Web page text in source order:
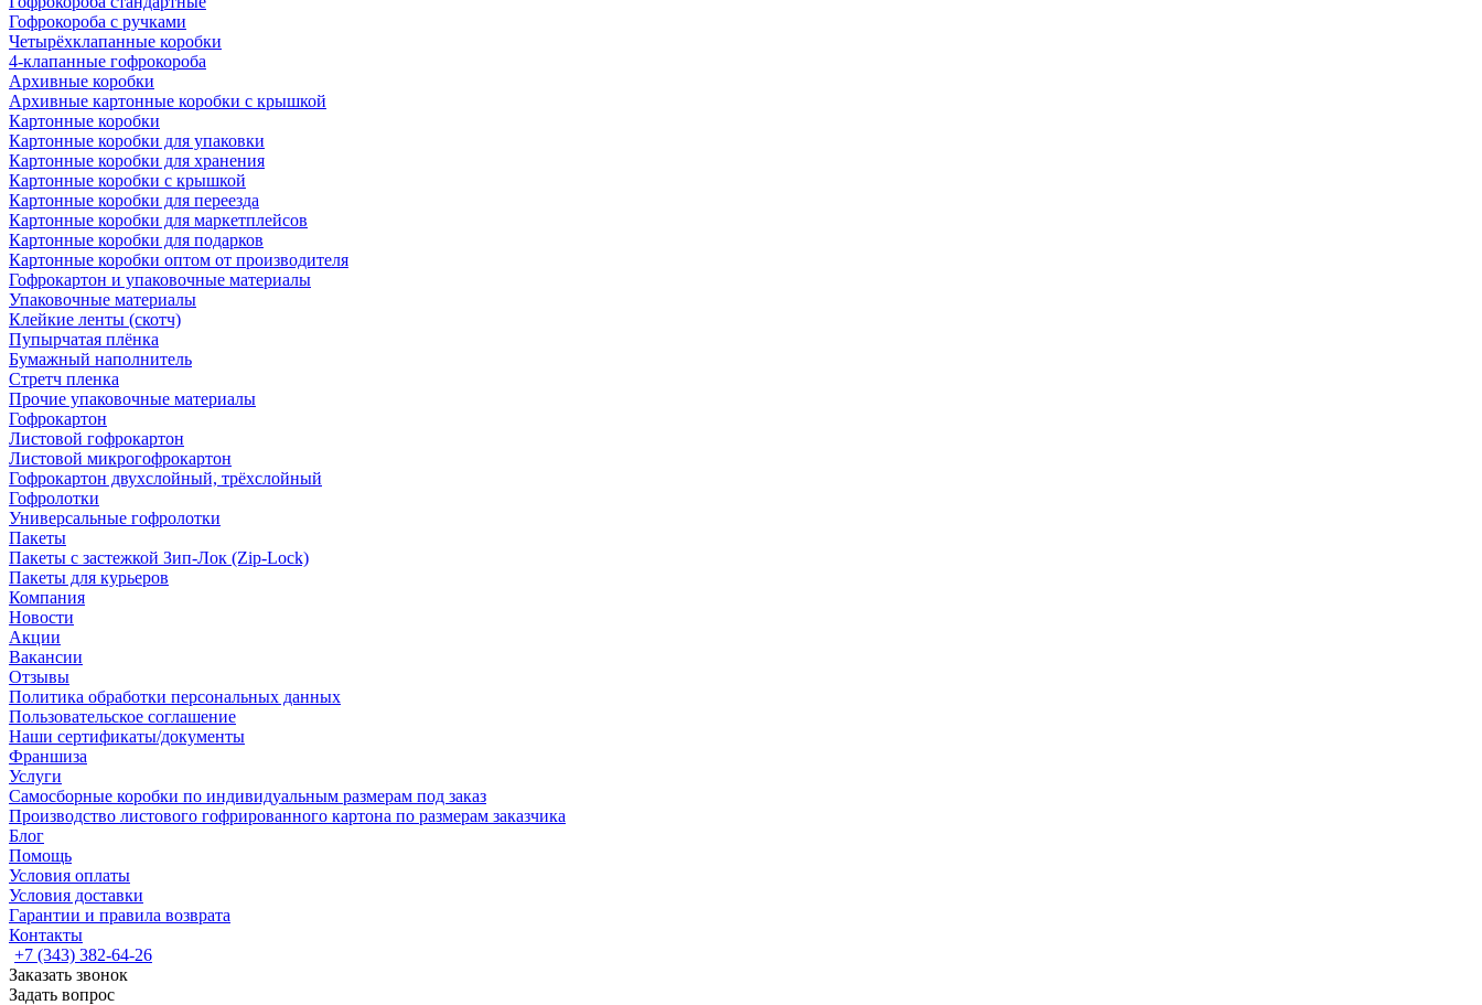
Гофрокороба с ручками
Четырёхклапанные коробки
4-клапанные гофрокороба
Архивные коробки
Архивные картонные коробки с крышкой
Картонные коробки
Картонные коробки для упаковки
Картонные коробки для хранения
Картонные коробки с крышкой
Картонные коробки для переезда
Картонные коробки для маркетплейсов
Картонные коробки для подарков
Картонные коробки оптом от производителя
Гофрокартон и упаковочные материалы
Упаковочные материалы
Клейкие ленты (скотч)
Пупырчатая плёнка
Бумажный наполнитель
Стретч пленка
Прочие упаковочные материалы
Гофрокартон
Листовой гофрокартон
Листовой микрогофрокартон
Гофрокартон двухслойный, трёхслойный
Гофролотки
Универсальные гофролотки
Пакеты
Пакеты с застежкой Зип-Лок (Zip-Lock)
Пакеты для курьеров
Компания
Новости
Акции
Вакансии
Отзывы
Политика обработки персональных данных
Пользовательское соглашение
Наши сертификаты/документы
Франшиза
Услуги
Самосборные коробки по индивидуальным размерам под заказ
Производство листового гофрированного картона по размерам заказчика
Блог
Помощь
Условия оплаты
Условия доставки
Гарантии и правила возврата
Контакты
+7 (343) 382-64-26
Заказать звонок
Задать вопрос